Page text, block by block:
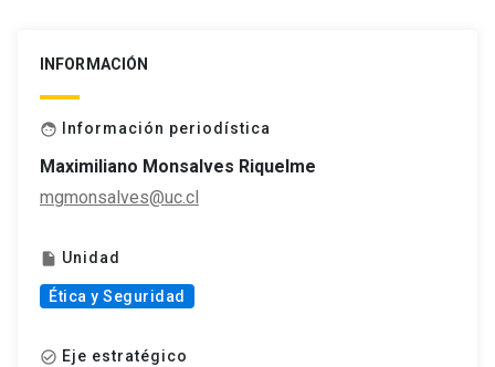
INFORMACIÓN
face Información periodística
Maximiliano Monsalves Riquelme
mgmonsalves@uc.cl
insert_drive_file Unidad
Ética y Seguridad
check_circle_outline Eje estratégico